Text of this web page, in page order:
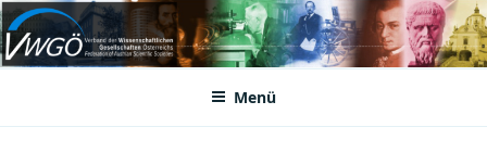
Zum
Inhalt
springenVWGÖ
Federation of Austrian Scientific Societies
Menü